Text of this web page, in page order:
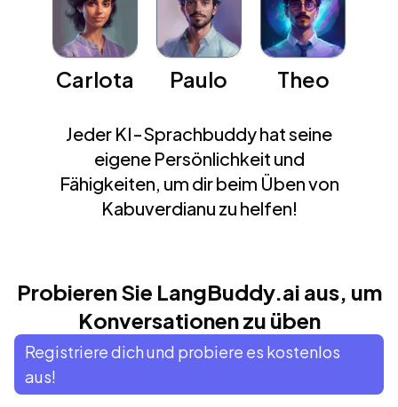
Carlota Paulo Theo
Jeder KI-Sprachbuddy hat seine
eigene Persönlichkeit und
Fähigkeiten, um dir beim Üben von
Kabuverdianu zu helfen!
Probieren Sie LangBuddy.ai aus, um
Konversationen zu üben
Registriere dich und probiere es kostenlos
aus!